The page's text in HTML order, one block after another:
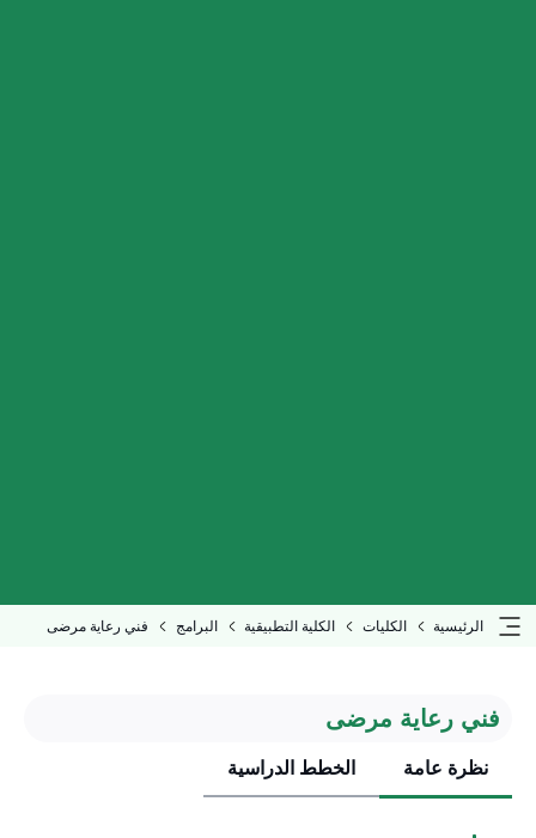
الرئيسية الكليات الكلية التطبيقية البرامج فني رعاية مرضى
فني رعاية مرضى
نظرة عامة الخطط الدراسية